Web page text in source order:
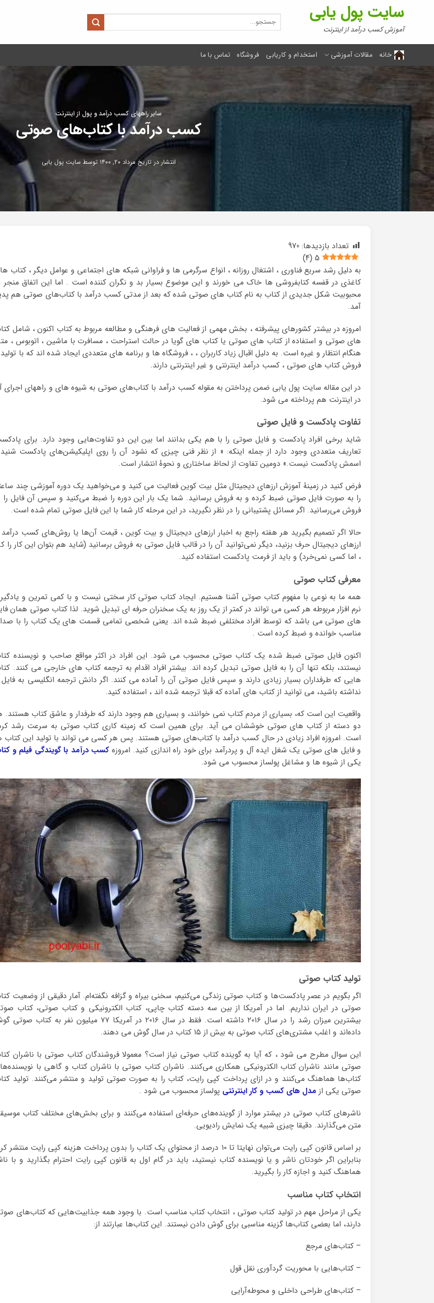
سایت پول یابی
آموزش کسب درآمد از اینترنت
جستجو
برای:
خانه مقالات آموزشی استخدام و کاریابی فروشگاه تماس با ما
سایر راههای کسب درآمد و پول از اینترنت
کسب درآمد با کتاب‌های صوتی
انتشار در تاریخمرداد ۲۰, ۱۴۰۰ توسط سایت پول یابی
تعداد بازدیدها: 970
5
(
4
)
به دلیل رشد سریع فناوری ، اشتغال روزانه ، انواع سرگرمی ها و فراوانی شبکه های اجتماعی و عوامل دیگر ، کتاب
کاغذی در قفسه کتابفروشی ها خاک می خورند و این موضوع بسیار بد و نگران کننده است . اما این اتفاق منجر
محبوبیت شکل جدیدی از کتاب به نام کتاب های صوتی شده که بعد از مدتی کسب درآمد با کتاب‌های صوتی هم
آمد.
امروزه در بیشتر کشورهای پیشرفته ، بخش مهمی از فعالیت های فرهنگی و مطالعه مربوط به کتاب اکنون ، شامل
های صوتی و استفاده از کتاب های صوتی یا کتاب های گویا در حالت استراحت ، مسافرت با ماشین ، اتوبوس ،
هنگام انتظار و غیره است. به دلیل اقبال زیاد کاربران ، ، فروشگاه ها و برنامه های متعددی ایجاد شده اند که با
فروش کتاب های صوتی ، کسب درآمد اینترنتی و غیر اینترنتی دارند.
در این مقاله سایت پول یابی ضمن پرداختن به مقوله کسب درآمد با کتاب‌های صوتی به شیوه های و راههای اجرای
در اینترنت هم پرداخته می شود.
تفاوت پادکست و فایل صوتی
شاید برخی افراد پادکست و فایل صوتی را با هم یکی بدانند اما بین این دو تفاوت‌هایی وجود دارد. برای
تعاریف متعددی وجود دارد از جمله اینکه: « از نظر فنی چیزی که نشود آن را روی اپلیکیشن‌های پادکست
اسمش پادکست نیست.» دومین تفاوت از لحاظ ساختاری و نحوهٔ انتشار است.
فرض کنید در زمینهٔ آموزش ارزهای دیجیتال مثل بیت کوین فعالیت می کنید و می‌خواهید یک دوره آموزشی چند
را به صورت فایل صوتی ضبط کرده و به فروش برسانید. شما یک بار این دوره را ضبط می‌کنید و سپس آن فایل را
فروش می‌رسانید. اگر مسائل پشتیبانی را در نظر نگیرید،‌ در این مرحله‌ کار شما با این فایل صوتی تمام شده است.
حالا اگر تصمیم بگیرید هر هفته راجع به اخبار ارزهای دیجیتال و بیت کوین ،‌ قیمت‌ آن‌ها یا روش‌های کسب درآمد
ارزهای دیجیتال حرف بزنید، دیگر نمی‌توانید آن را در قالب فایل صوتی به فروش برسانید (شاید هم بتوان این کار را
، اما کسی نمی‌خرد) و باید از فرمت پادکست استفاده کنید.
معرفی کتاب صوتی
همه ما به نوعی با مفهوم کتاب صوتی آشنا هستیم. ایجاد کتاب صوتی کار سختی نیست و با کمی تمرین و
نرم افزار مربوطه هر کسی می تواند در کمتر از یک روز به یک سخنران حرفه ای تبدیل شوید. لذا کتاب صوتی همان
های صوتی می باشد که توسط افراد مختلفی ضبط شده اند. یعنی شخصی تمامی قسمت های یک کتاب را با
مناسب خوانده و ضبط کرده است .
اکنون فایل صوتی ضبط شده یک کتاب صوتی محسوب می شود. این افراد در اکثر مواقع صاحب و نویسنده
نیستند، بلکه تنها آن را به فایل صوتی تبدیل کرده اند. بیشتر افراد اقدام به ترجمه کتاب های خارجی می کنند.
هایی که طرفداران بسیار زیادی دارند و سپس فایل صوتی آن را آماده می کنند. اگر دانش ترجمه انگلیسی به فایل
نداشته باشید، می توانید از کتاب های آماده که قبلا ترجمه شده اند ، استفاده کنید.
واقعیت این است که، بسیاری از مردم کتاب نمی خوانند، و بسیاری هم وجود دارند که طرفدار و عاشق کتاب هستند.
دو دسته از کتاب های صوتی خوششان می آید. برای همین است که زمینه کاری کتاب صوتی به سرعت رشد
است. امروزه افراد زیادی در حال کسب درآمد با کتاب‌های صوتی هستند. پس هر کسی می تواند با تولید این کتاب
و فایل های صوتی یک شغل ایده آل و پردرآمد برای خود راه اندازی کنید. امروزه کسب درآمد با گویندگی فیلم و
یکی از شیوه ها و مشاغل پولساز محسوب می شود.
تولید کتاب صوتی
اگر بگویم در عصر پادکست‌ها و کتاب صوتی زندگی می‌کنیم، سخنی بیراه و گزافه نگفته‌ام. آمار دقیقی از وضعیت
صوتی در ایران نداریم. اما در آمریکا از بین سه دسته کتاب چاپی، کتاب الکترونیکی و کتاب صوتی، کتاب
بیشترین میزان رشد را در سال ۲۰۱۶ داشته است. فقط در سال ۲۰۱۶ در آمریکا ۷۷ میلیون نفر به کتاب
داده‌اند و اغلب مشتری‌های کتاب صوتی به بیش از ۱۵ کتاب در سال گوش می دهند.
این سوال مطرح می شود ، که آیا به گوینده کتاب صوتی نیاز است؟ معمولا فروشندگان کتاب صوتی با ناشران
صوتی مانند ناشران کتاب الکترونیکی همکاری می‌کنند. ناشران کتاب صوتی با ناشران کتاب و گاهی با
کتاب‌ها هماهنگ می‌کنند و در ازای پرداخت کپی رایت، کتاب را به صورت صوتی تولید و منتشر می‌کنند. تولید
صوتی یکی از مدل های کسب و کار اینترنتی پولساز محسوب می شود .
ناشرهای کتاب صوتی در بیشتر موارد از گوینده‌‌های حرفه‌ای استفاده می‌کنند و برای بخش‌های مختلف کتاب
متن می‌گذارند. دقیقا چیزی شبیه یک نمایش رادیویی.
بر اساس قانون کپی رایت می‌توان نهایتا تا ۱۰ درصد از محتوای یک کتاب را بدون پرداخت هزینه کپی رایت منتشر
بنابراین اگر خودتان ناشر و یا نویسنده کتاب نیستید، باید در گام اول به قانون کپی رایت احترام بگذارید و با
هماهنگ کنید و اجازه کار را بگیرید.
انتخاب کتاب مناسب
یکی از مراحل مهم در تولید کتاب صوتی ، انتخاب کتاب مناسب است. با وجود همه جذابیت‌هایی که کتاب‌های
دارند، اما بعضی کتاب‌ها گزینه مناسبی برای گوش دادن نیستند. این کتاب‌ها عبارتند از:
– کتاب‌های مرجع
– کتاب‌هایی با محوریت گردآوری نقل قول
– کتاب‌های طراحی داخلی و محوطه‌آرایی